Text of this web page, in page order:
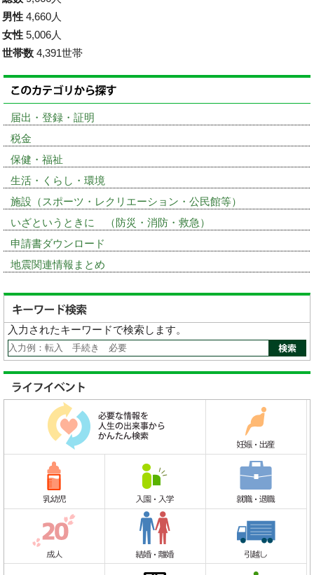
男性 4,660人
女性 5,006人
世帯数 4,391世帯
届出・登録・証明
税金
保健・福祉
生活・くらし・環境
施設（スポーツ・レクリエーション・公民館等）
いざというときに （防災・消防・救急）
申請書ダウンロード
地震関連情報まとめ
入力されたキーワードで検索します。